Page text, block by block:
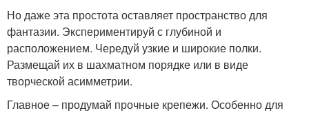
Но даже эта простота оставляет пространство для
фантазии. Экспериментируй с глубиной и
расположением. Чередуй узкие и широкие полки.
Размещай их в шахматном порядке или в виде
творческой асимметрии.
Главное – продумай прочные крепежи. Особенно для